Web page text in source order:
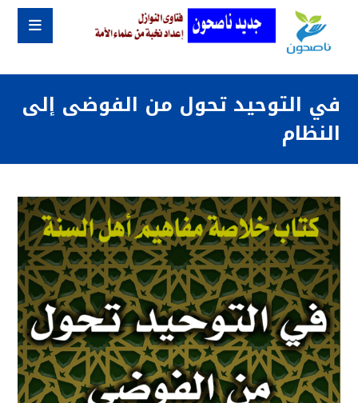
في التوحيد تحول من الفوضى إلى
النظام